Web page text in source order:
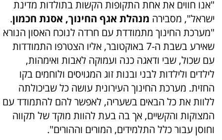
"אנו חווים את אחת התקופות הקשות בתולדות מדינת
ישראל", מסבירה מנהלת אגף החינוך, אסנת חכמון.
"מערכת החינוך מתמודדת עם חרדה לנוכח האסון הנורא
שאירע בשבת ה-7 באוקטובר, אליו הצטרפו התמודדות
עם שכול, שבי ודאגה כנה ועמוקה לאבות ואימהות,
לילדים ולילדות לבני ובנות זוג המגויסים ולוחמים בקו
החזית. מערכת החינוך העירונית עושה כל שביכולתה
ללוות את כל הבאים בשעריה, לאפשר להם להתמודד עם
המצוקות והקשיים, אך בה בעת להוות מוקד של תקווה
וחוסן עבור כלל התלמידים, המורים וההורים".